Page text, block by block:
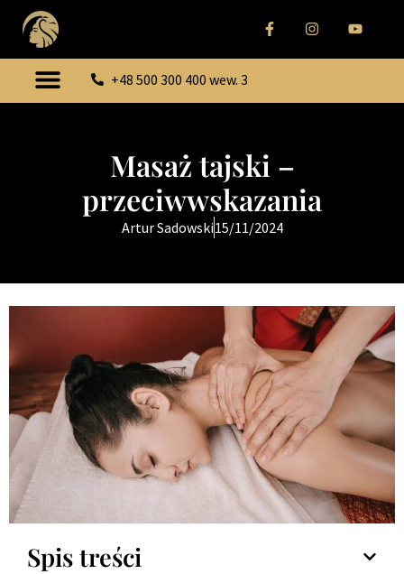
+48 500 300 400 wew. 3
Masaż tajski –
przeciwwskazania
Artur Sadowski15/11/2024
Spis treści